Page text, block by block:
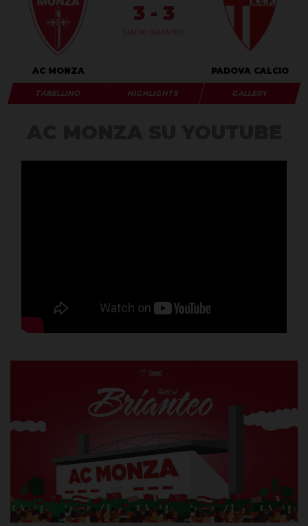
AC MONZA
3 - 3
STADIO BRIANTEO
PADOVA CALCIO
TABELLINO HIGHLIGHTS GALLERY